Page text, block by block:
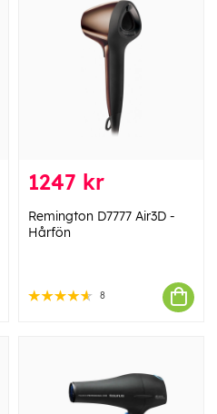
1247 kr
Remington D7777 Air3D -
Hårfön
8